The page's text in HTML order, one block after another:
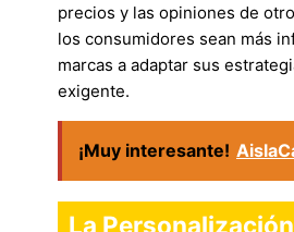
precios y las opiniones de
los consumidores sean más
marcas a adaptar sus
exigente.
¡Muy interesante!
La